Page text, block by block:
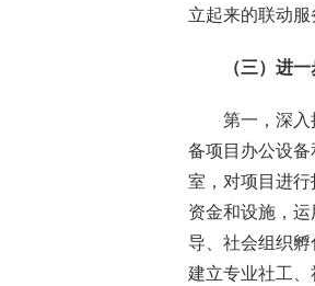
立起来的联动服
（三）进
第一，深入
备项目办公设
室，对项目进行
资金和设施，
导、社会组织孵
建立专业社工